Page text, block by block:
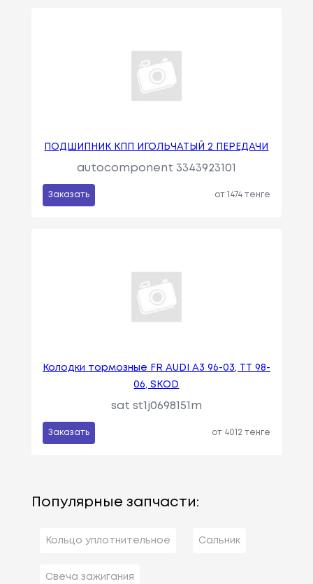
ПОДШИПНИК КПП ИГОЛЬЧАТЫЙ 2 ПЕРЕДАЧИ
autocomponent 3343923101
Заказать от 1474 тенге
Колодки тормозные FR AUDI A3 96-03, TT 98-
06, SKOD
sat st1j0698151m
Заказать от 4012 тенге
Популярные запчасти:
Кольцо уплотнительное Сальник
Свеча зажигания